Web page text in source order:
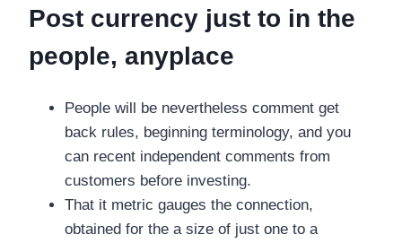
Post currency just to in the
people, anyplace
People will be nevertheless comment get
back rules, beginning terminology, and you
can recent independent comments from
customers before investing.
That it metric gauges the connection,
obtained for the a size of just one to a